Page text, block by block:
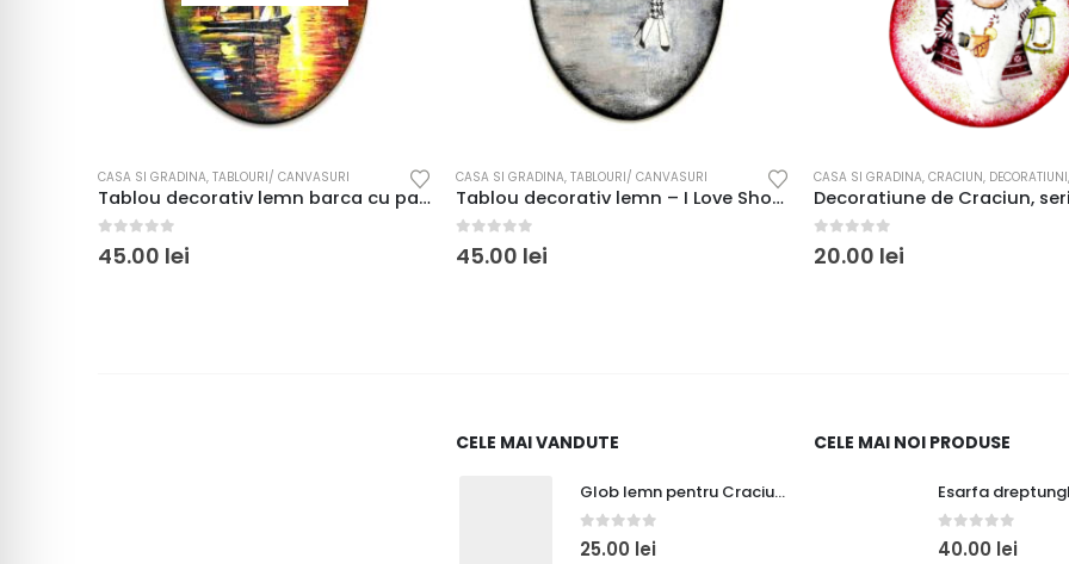
CASA SI GRADINA, TABLOURI/ CANVASURI
Tablou decorativ lemn – I Love Shopping
out of 5
45.00 lei
CASA SI GRADINA, CRACIUN, DECORATIUNI
Decoratiune de Craciun, seria „Cute Gnomes” 2530
out of 5
20.00 lei
CASA SI GRADINA, CRACIUN, DECORATIUNI
0out of 5
125.00 lei
CELE MAI VANDUTE
Glob lemn pentru Craciun, bufnita cu con de brad
0out of 5
25.00 lei
CELE MAI NOI PRODUSE
0out of 5
40.00 lei